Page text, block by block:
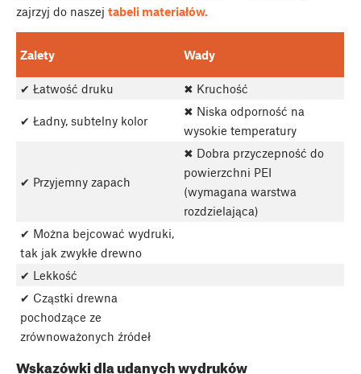
zajrzyj do naszej tabeli materiałów.
Zalety Wady
✔ Łatwość druku ✖ Kruchość
✔ Ładny, subtelny kolor
✖ Niska odporność na
wysokie temperatury
✔ Przyjemny zapach
✖ Dobra przyczepność do
powierzchni PEI
(wymagana warstwa
rozdzielająca)
✔ Można bejcować wydruki,
tak jak zwykłe drewno
✔ Lekkość
✔ Cząstki drewna
pochodzące ze
zrównoważonych źródeł
Wskazówki dla udanych wydruków